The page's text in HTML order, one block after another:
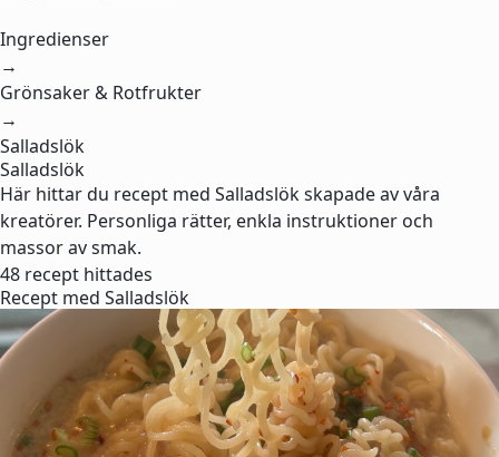
Ingredienser
→
Grönsaker & Rotfrukter
→
Salladslök
Salladslök
Här hittar du recept med Salladslök skapade av våra
kreatörer. Personliga rätter, enkla instruktioner och
massor av smak.
48 recept hittades
Recept med Salladslök